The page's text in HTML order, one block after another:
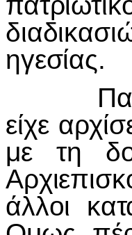
ηγεσίας.
είχε
με τη
άλλoι